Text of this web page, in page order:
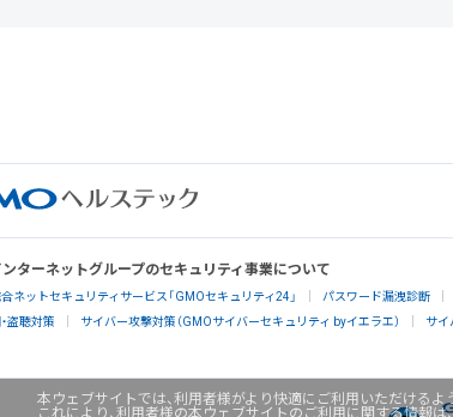
本ウェブサイトでは、利用者様がより快適にご利用いただけるよ
これにより、利用者様の本ウェブサイトのご利用に関する情報
ターネットグループのセキュリティ事業について
ネットセキュリティサービス「GMOセキュリティ24」 パスワード漏洩診断
盗聴対策 サイバー攻撃対策（GMOサイバーセキュリティ byイエラエ） サイ